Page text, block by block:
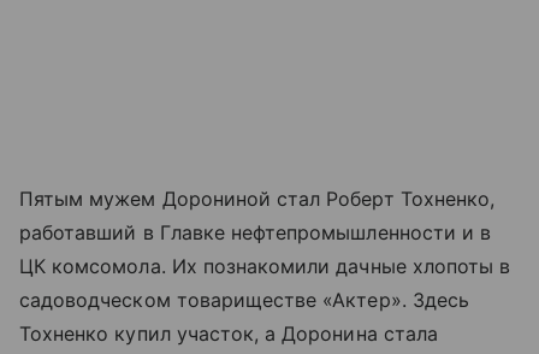
Пятым мужем Дорониной стал Роберт Тохненко,
работавший в Главке нефтепромышленности и в
ЦК комсомола. Их познакомили дачные хлопоты в
садоводческом товариществе «Актер». Здесь
Тохненко купил участок, а Доронина стала